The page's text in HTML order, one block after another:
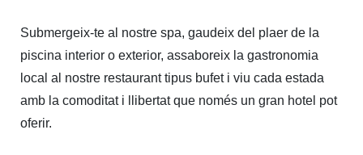
Submergeix-te al nostre spa, gaudeix del plaer de la
piscina interior o exterior, assaboreix la gastronomia
local al nostre restaurant tipus bufet i viu cada estada
amb la comoditat i llibertat que només un gran hotel pot
oferir.